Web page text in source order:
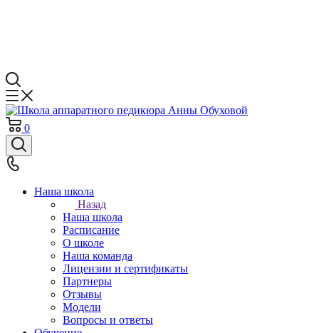
0
Наша школа
Назад
Наша школа
Расписание
О школе
Наша команда
Лицензии и сертификаты
Партнеры
Отзывы
Модели
Вопросы и ответы